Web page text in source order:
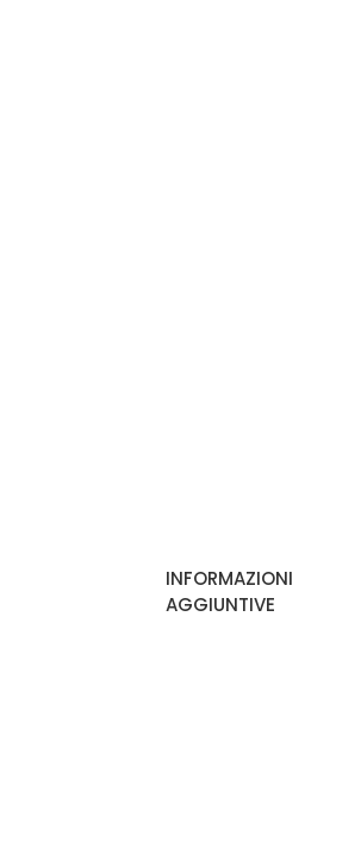
INFORMAZIONI
AGGIUNTIVE